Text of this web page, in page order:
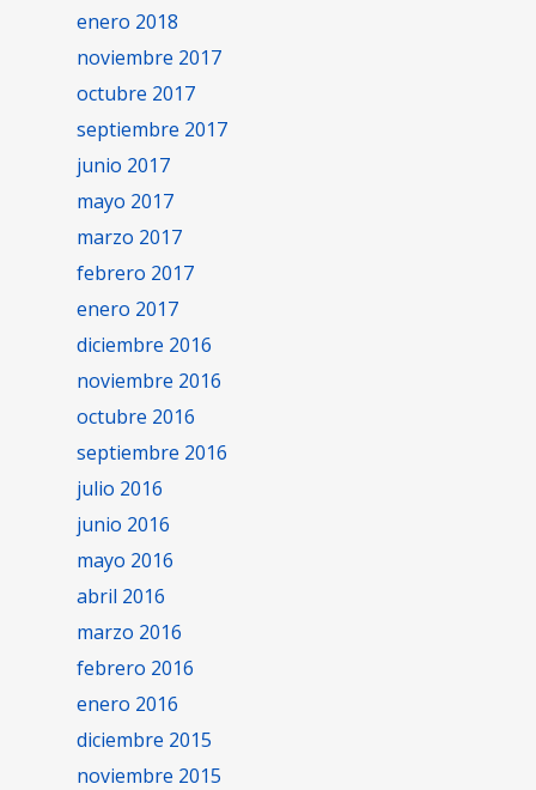
enero 2018
noviembre 2017
octubre 2017
septiembre 2017
junio 2017
mayo 2017
marzo 2017
febrero 2017
enero 2017
diciembre 2016
noviembre 2016
octubre 2016
septiembre 2016
julio 2016
junio 2016
mayo 2016
abril 2016
marzo 2016
febrero 2016
enero 2016
diciembre 2015
noviembre 2015